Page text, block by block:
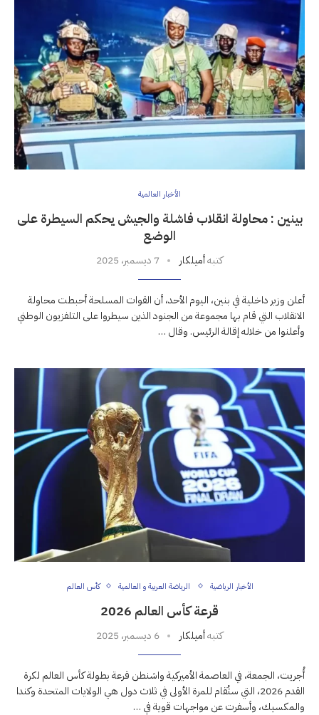
الأخبار العالمية
بينين : محاولة انقلاب فاشلة والجيش يحكم السيطرة على
الوضع
كتبهأميلكار 7 ديسمبر، 2025
أعلن وزير داخلية في بنين، اليوم الأحد، أن القوات المسلحة أحبطت محاولة
الانقلاب التي قام بها مجموعة من الجنود الذين سيطروا على التلفزيون الوطني
وأعلنوا من خلاله إقالة الرئيس. وقال …
الأخبار الرياضية الرياضة العربية و العالمية كأس العالم
قرعة كأس العالم 2026
كتبهأميلكار 6 ديسمبر، 2025
أُجريت، الجمعة، في العاصمة الأميركية واشنطن قرعة بطولة كأس العالم لكرة
القدم 2026، التي ستُقام للمرة الأولى في ثلاث دول هي الولايات المتحدة وكندا
والمكسيك، وأسفرت عن مواجهات قوية في …